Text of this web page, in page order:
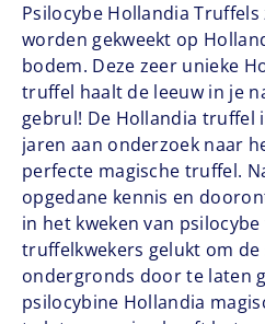
Psilocybe Hollandia
worden gekweekt op
bodem. Deze zeer unieke
truffel haalt de leeuw in je
gebrul! De Hollandia truffel
jaren aan onderzoek naar
perfecte magische truffel.
opgedane kennis en
in het kweken van
truffelkwekers gelukt om
ondergronds door te laten
psilocybine Hollandia